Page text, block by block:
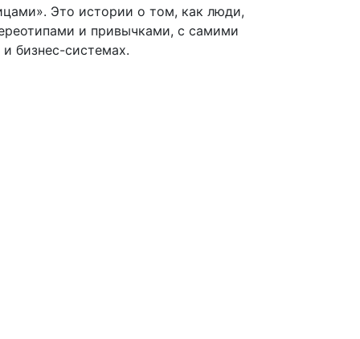
Это истории о том, как люди,
и привычками, с самими
бизнес-системах.